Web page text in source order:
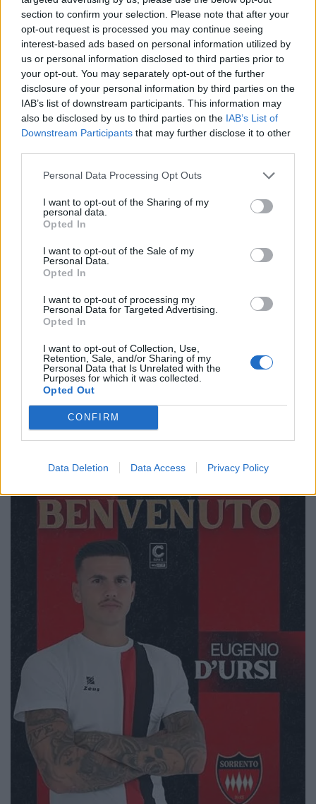
section to confirm your selection. Please note that after your
opt-out request is processed you may continue seeing
interest-based ads based on personal information utilized by
us or personal information disclosed to third parties prior to
your opt-out. You may separately opt-out of the further
disclosure of your personal information by third parties on the
IAB’s list of downstream participants. This information may
also be disclosed by us to third parties on the IAB’s List of
Downstream Participants that may further disclose it to other
Personal Data Processing Opt Outs
I want to opt-out of the Sharing of my
personal data.
Opted In
I want to opt-out of the Sale of my
Personal Data.
Opted In
I want to opt-out of processing my
Personal Data for Targeted Advertising.
Opted In
I want to opt-out of Collection, Use,
Retention, Sale, and/or Sharing of my
Personal Data that Is Unrelated with the
Purposes for which it was collected.
Opted Out
CONFIRM
Data Deletion Data Access Privacy Policy